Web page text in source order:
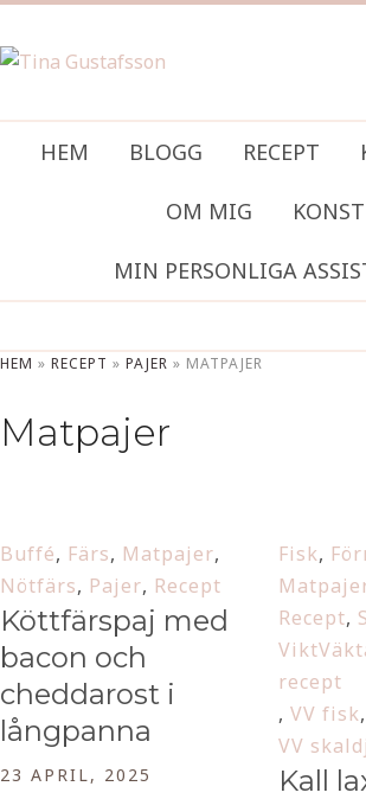
HEM BLOGG RECEPT
OM MIG KONST
MIN PERSONLIGA
HEM » RECEPT » PAJER » MATPAJER
Matpajer
Buffé, Färs, Matpajer,
Nötfärs, Pajer, Recept
Köttfärspaj med
bacon och
cheddarost i
långpanna
23 APRIL, 2025
Fisk,
Recept,
recept
,VV fisk
VV
Kall